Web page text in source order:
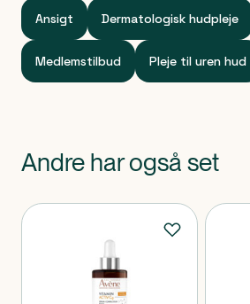
Hvis du oplever ubehag i huden,
tidsintervallet, fx til at bruge hver
Ansigt Dermatologisk hudpleje
Medlemstilbud Pleje til uren hud
Andre har også set
Produkter